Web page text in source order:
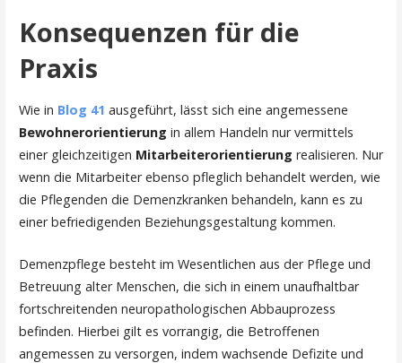
Konsequenzen für die
Praxis
Wie in Blog 41 ausgeführt, lässt sich eine angemessene
Bewohnerorientierung in allem Handeln nur vermittels
einer gleichzeitigen Mitarbeiterorientierung realisieren. Nur
wenn die Mitarbeiter ebenso pfleglich behandelt werden, wie
die Pflegenden die Demenzkranken behandeln, kann es zu
einer befriedigenden Beziehungsgestaltung kommen.
Demenzpflege besteht im Wesentlichen aus der Pflege und
Betreuung alter Menschen, die sich in einem unaufhaltbar
fortschreitenden neuropathologischen Abbauprozess
befinden. Hierbei gilt es vorrangig, die Betroffenen
angemessen zu versorgen, indem wachsende Defizite und